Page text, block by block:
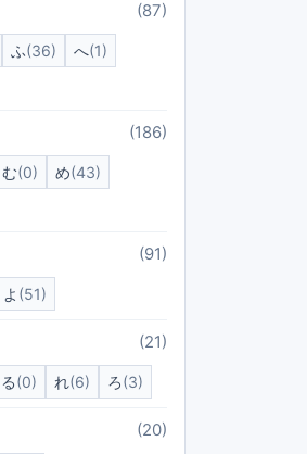
(87)
ふ(36) へ(1)
(186)
む(0) め(43)
(91)
よ (51)
(21)
る(0) れ(6) ろ(3)
(20)